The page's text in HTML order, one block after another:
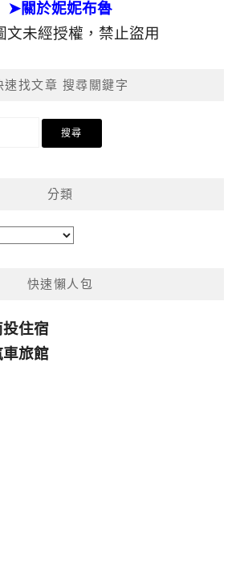
➤關於妮妮布魯
文未經授權，禁止盜用
速找文章 搜尋關鍵字
分類
快速懶人包
投住宿
車旅館